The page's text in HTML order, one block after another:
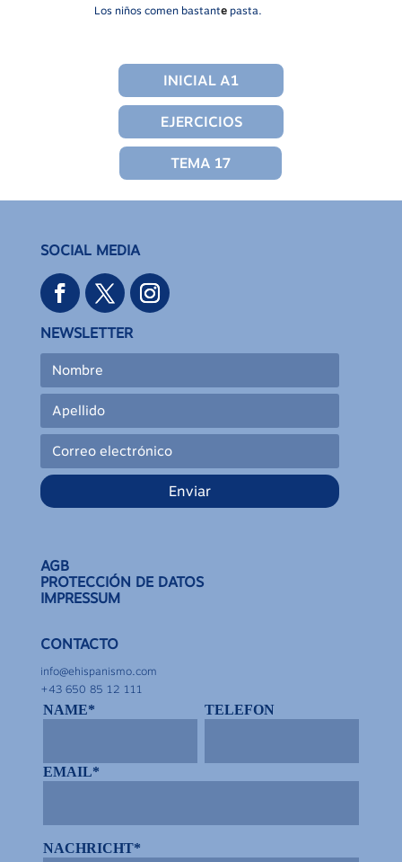
Los niños comen bastantepasta.
INICIAL A1
EJERCICIOS
TEMA 17
SOCIAL MEDIA
NEWSLETTER
Enviar
AGB
PROTECCIÓN DE DATOS
IMPRESSUM
CONTACTO
info@ehispanismo.com
+43 650 85 12 111
NAME* TELEFON
EMAIL*
NACHRICHT*